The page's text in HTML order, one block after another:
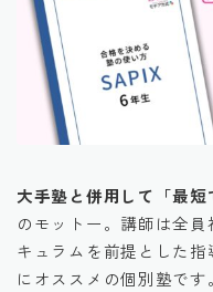
大手塾と併用して「最短
のモットー。講師は全員
キュラムを前提とした指
にオススメの個別塾です。